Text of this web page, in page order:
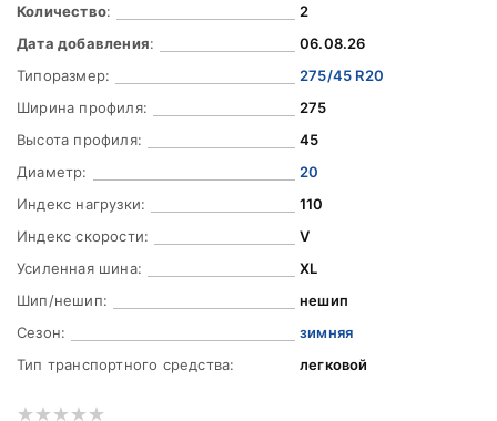
Количество:
2
Дата добавления:
06.08.26
Типоразмер:
275/45 R20
Ширина профиля:
275
Высота профиля:
45
Диаметр:
20
Индекс нагрузки:
110
Индекс скорости:
V
Усиленная шина:
XL
Шип/нешип:
нешип
Сезон:
зимняя
Тип транспортного средства:
легковой